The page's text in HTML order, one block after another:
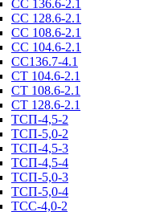
СС 136.6-2.1
СС 128.6-2.1
СС 108.6-2.1
СС 104.6-2.1
СС136.7-4.1
СТ 104.6-2.1
СТ 108.6-2.1
СТ 128.6-2.1
ТСП-4,5-2
ТСП-5,0-2
ТСП-4,5-3
ТСП-4,5-4
ТСП-5,0-3
ТСП-5,0-4
ТСС-4,0-2